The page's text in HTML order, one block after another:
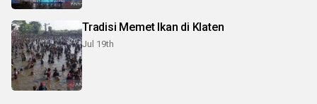
Tradisi Memet Ikan di Klaten
Jul 19th